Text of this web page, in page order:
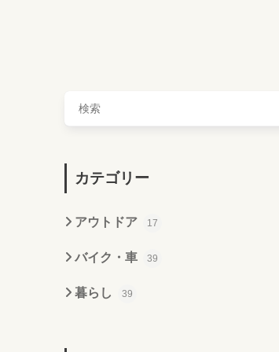
カテゴリー
アウトドア 17
バイク・車 39
暮らし 39